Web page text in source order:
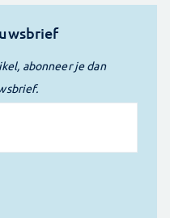
abonneer je dan